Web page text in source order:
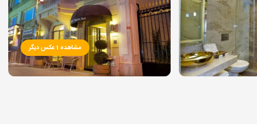
مشاهده 1 عکس دیگر